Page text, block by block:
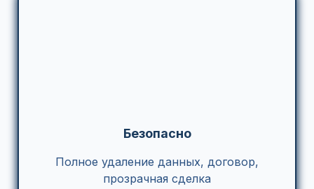
Безопасно
Полное удаление данных, договор,
прозрачная сделка